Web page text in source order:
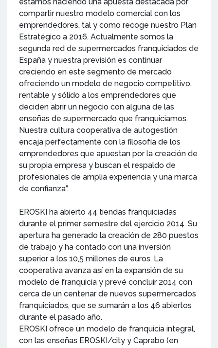
estamos haciendo una apuesta destacada por
compartir nuestro modelo comercial con los
emprendedores, tal y como recoge nuestro Plan
Estratégico a 2016. Actualmente somos la
segunda red de supermercados franquiciados de
España y nuestra previsión es continuar
creciendo en este segmento de mercado
ofreciendo un modelo de negocio competitivo,
rentable y sólido a los emprendedores que
deciden abrir un negocio con alguna de las
enseñas de supermercado que franquiciamos.
Nuestra cultura cooperativa de autogestión
encaja perfectamente con la filosofía de los
emprendedores que apuestan por la creación de
su propia empresa y buscan el respaldo de
profesionales de amplia experiencia y una marca
de confianza”.
EROSKI ha abierto 44 tiendas franquiciadas
durante el primer semestre del ejercicio 2014. Su
apertura ha generado la creación de 280 puestos
de trabajo y ha contado con una inversión
superior a los 10,5 millones de euros. La
cooperativa avanza así en la expansión de su
modelo de franquicia y prevé concluir 2014 con
cerca de un centenar de nuevos supermercados
franquiciados, que se sumarán a los 46 abiertos
durante el pasado año.
EROSKI ofrece un modelo de franquicia integral,
con las enseñas EROSKI/city y Caprabo (en